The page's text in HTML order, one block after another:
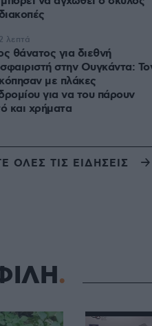
θάνατος για διεθνή
στην Ουγκάντα:
με πλάκες
για να του πάρουν
και χρήματα
λεπτά
ΟΛΕΣ ΤΙΣ ΕΙΔΗΣΕΙΣ